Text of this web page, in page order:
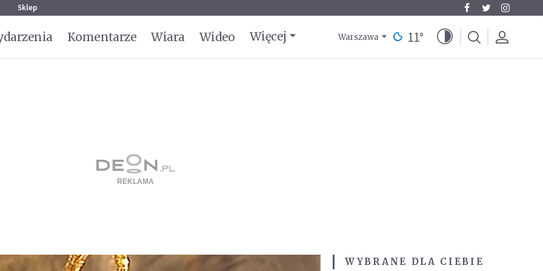
Sklep
Komentarze Wiara Wideo Więcej Warszawa 11°
WYBRANE DLA CIEBIE